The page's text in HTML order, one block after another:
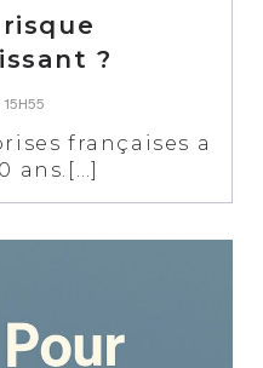
?
15H55
françaises a
ans.[…]